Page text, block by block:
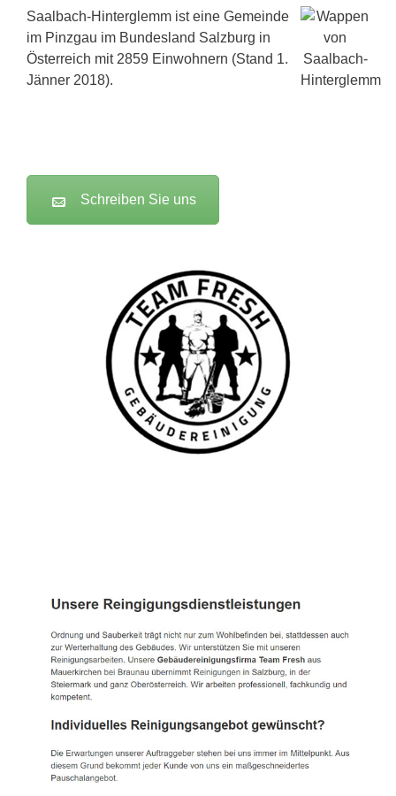
Saalbach-Hinterglemm ist eine Gemeinde
im Pinzgau im Bundesland Salzburg in
Österreich mit 2859 Einwohnern (Stand 1.
Jänner 2018).
Schreiben Sie uns